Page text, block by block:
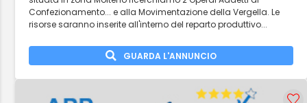
Confezionamento... e alla Movimentazione della Vergella. Le
risorse saranno inserite all'interno del reparto produttivo...
GUARDA L'ANNUNCIO